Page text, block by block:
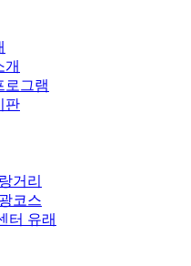
개
로그램
판
거리
코스
터 유래